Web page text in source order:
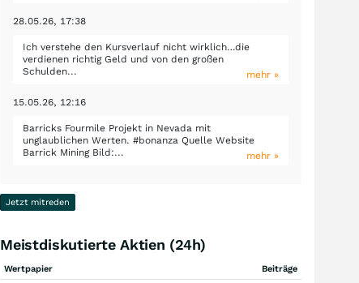
28.05.26, 17:38
Ich verstehe den Kursverlauf nicht wirklich…die
verdienen richtig Geld und von den großen
Schulden...
mehr »
15.05.26, 12:16
Barricks Fourmile Projekt in Nevada mit
unglaublichen Werten. #bonanza Quelle Website
Barrick Mining Bild:...
mehr »
Jetzt mitreden
Meistdiskutierte Aktien (24h)
Wertpapier Beiträge